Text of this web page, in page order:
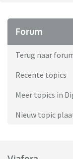
Forum
Terug naar
Recente topics
Meer topics in
Nieuw topic